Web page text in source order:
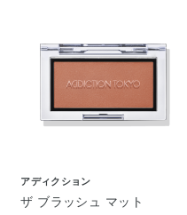
アディクション
ザ ブラッシュ マット